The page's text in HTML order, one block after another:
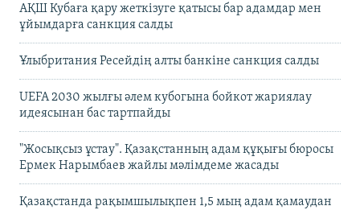
АҚШ Кубаға қару жеткізуге қатысы бар адамдар мен
ұйымдарға санкция салды
Ұлыбритания Ресейдің алты банкіне санкция салды
UEFA 2030 жылғы әлем кубогына бойкот жариялау
идеясынан бас тартпайды
"Жосықсыз ұстау". Қазақстанның адам құқығы бюросы
Ермек Нарымбаев жайлы мәлімдеме жасады
Қазақстанда рақымшылықпен 1,5 мың адам қамаудан